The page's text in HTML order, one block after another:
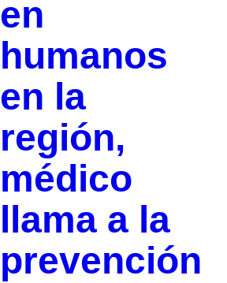
en
humanos
en la
región,
médico
llama a la
prevención